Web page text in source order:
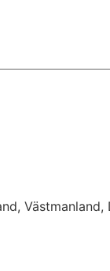
Västmanland,